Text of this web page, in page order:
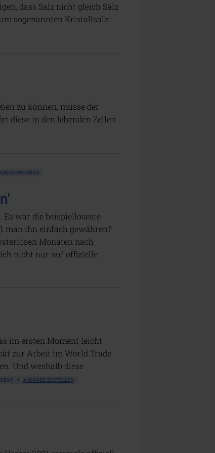
dass Salz nicht gleich Salz
sogenannten Kristallsalz.
zu können, müsse der
diese in den lebenden Zellen
Es war die beispielloseste
man ihn einfach gewähren?
Monaten nach
nicht nur auf offizielle
im ersten Moment leicht
zur Arbeit im World Trade
Und weshalb diese
AUSGABE BESTELLEN